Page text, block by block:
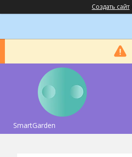
Создать сайт
SmartGarden